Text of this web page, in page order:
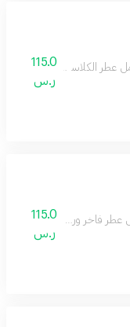
115.0
ر.س
115.0
ر.س